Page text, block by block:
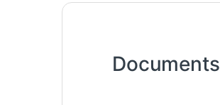
Documents